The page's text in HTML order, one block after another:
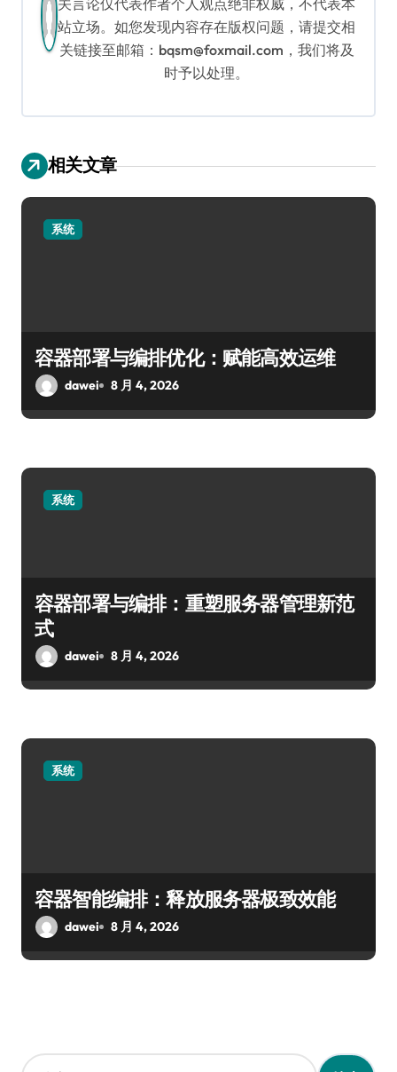
关言论仅代表作者个人观点绝非权威，不代表本
站立场。如您发现内容存在版权问题，请提交相
关链接至邮箱：bqsm@foxmail.com，我们将及
时予以处理。
相关文章
系统
容器部署与编排优化：赋能高效运维
dawei 8 月 4, 2026
系统
容器部署与编排：重塑服务器管理新范
式
dawei 8 月 4, 2026
系统
容器智能编排：释放服务器极致效能
dawei 8 月 4, 2026
搜